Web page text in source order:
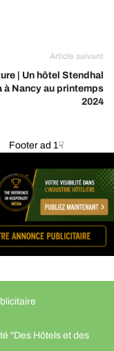
Article suivant
| Un hôtel Stendhal
à Nancy au printemps
2024
Footer ad 1☟
"Des Hôtels et des